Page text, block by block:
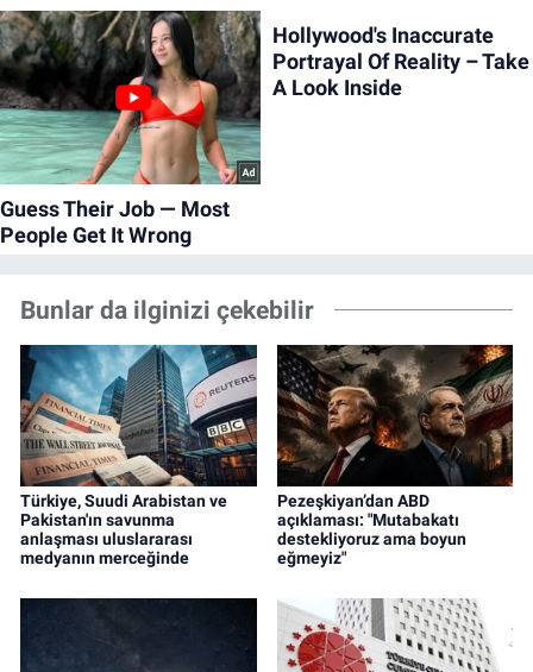
Bunlar da ilginizi çekebilir
Türkiye, Suudi Arabistan ve
Pakistan'ın savunma
anlaşması uluslararası
medyanın merceğinde
Pezeşkiyan’dan ABD
açıklaması: "Mutabakatı
destekliyoruz ama boyun
eğmeyiz"